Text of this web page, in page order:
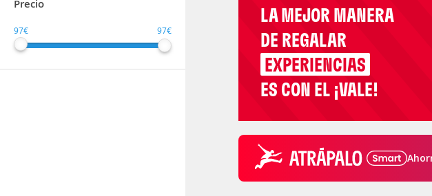
Precio
97€ 97€
LA MEJOR MANERA
DE REGALAR
EXPERIENCIAS
ES CON EL ¡VALE!